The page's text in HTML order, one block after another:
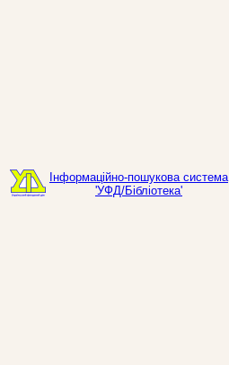
Інформаційно-пошукова система
'УФД/Бібліотека'